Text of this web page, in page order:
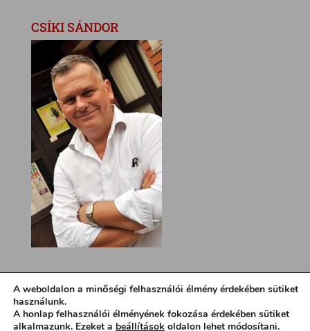
CSÍKI SÁNDOR
A weboldalon a minőségi felhasználói élmény érdekében sütiket
használunk.
A honlap felhasználói élményének fokozása érdekében sütiket
alkalmazunk. Ezeket a beállítások oldalon lehet módosítani.